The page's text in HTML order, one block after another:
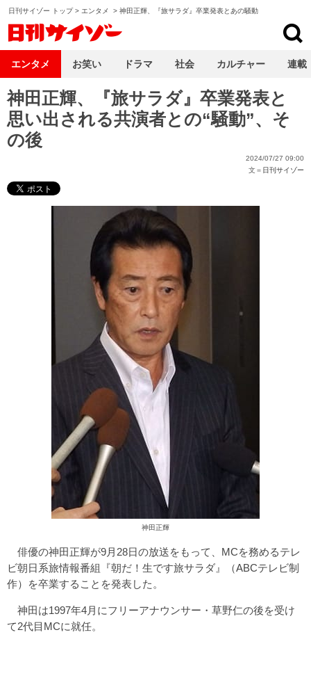
日刊サイゾー トップ> エンタメ > 神田正輝、『旅サラダ』卒業発表とあの騒動
神田正輝、『旅サラダ』卒業発表と
思い出される共演者との“騒動”、そ
の後
2024/07/27 09:00
文＝ 日刊サイゾー
神田正輝
俳優の神田正輝が9月28日の放送をもって、MCを務めるテレ
ビ朝日系旅情報番組『朝だ！生です旅サラダ』（ABCテレビ制
作）を卒業することを発表した。
神田は1997年4月にフリーアナウンサー・草野仁の後を受け
て2代目MCに就任。
エンタメ お笑い ドラマ 社会 カルチャー 連載